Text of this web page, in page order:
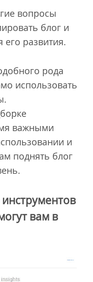
вопросы
блог и
развития.
рода
использовать
важными
и
поднять блог
вам в